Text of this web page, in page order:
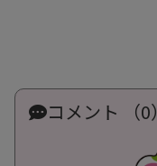
コメント （0）